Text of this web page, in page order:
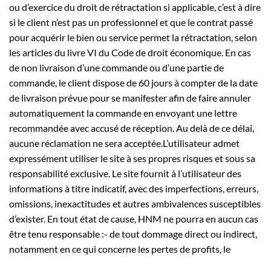
ou d’exercice du droit de rétractation si applicable, c’est à dire
si le client n’est pas un professionnel et que le contrat passé
pour acquérir le bien ou service permet la rétractation, selon
les articles du livre VI du Code de droit économique. En cas
de non livraison d’une commande ou d’une partie de
commande, le client dispose de 60 jours à compter de la date
de livraison prévue pour se manifester afin de faire annuler
automatiquement la commande en envoyant une lettre
recommandée avec accusé de réception. Au delà de ce délai,
aucune réclamation ne sera acceptée.L’utilisateur admet
expressément utiliser le site à ses propres risques et sous sa
responsabilité exclusive. Le site fournit à l’utilisateur des
informations à titre indicatif, avec des imperfections, erreurs,
omissions, inexactitudes et autres ambivalences susceptibles
d’exister. En tout état de cause, HNM ne pourra en aucun cas
être tenu responsable :- de tout dommage direct ou indirect,
notamment en ce qui concerne les pertes de profits, le